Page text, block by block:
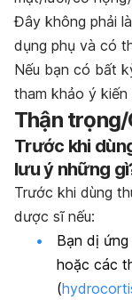
Đây không phải
dụng phụ và có
Nếu bạn có bất
tham khảo ý
Thận
Trước khi
lưu ý những
Trước khi dùng
dược sĩ nếu:
Bạn dị
hoặc các
(